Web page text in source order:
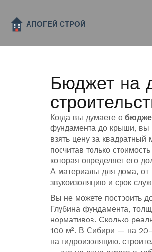
Бюджет на
Когда вы думаете о
фундамента до крыши, вы
взять цену за
посчитав только
которая определяет его
А материалы для дома, от
звукоизоляцию и срок
Вы не можете построить
Глубина фундамента,
нормативов. Сколько
100 м². В Сибири — на
на гидроизоляцию.